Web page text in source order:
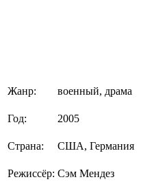
Жанр: военный, драма
Год: 2005
Страна: США, Германия
Режиссёр: Сэм Мендез